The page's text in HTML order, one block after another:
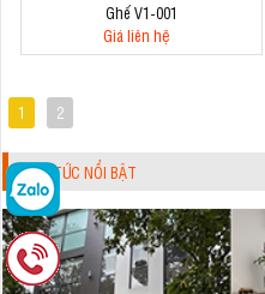
Ghế V1-001
Giá liên hệ
1 2
TIN TỨC NỔI BẬT